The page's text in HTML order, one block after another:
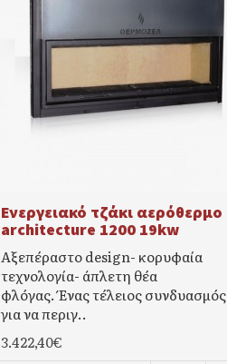
Ενεργειακό τζάκι αερόθερμο
architecture 1200 19kw
Αξεπέραστο design- κορυφαία
τεχνολογία- άπλετη θέα
φλόγας. Ένας τέλειος συνδυασμός
για να περιγ..
3.422,40€